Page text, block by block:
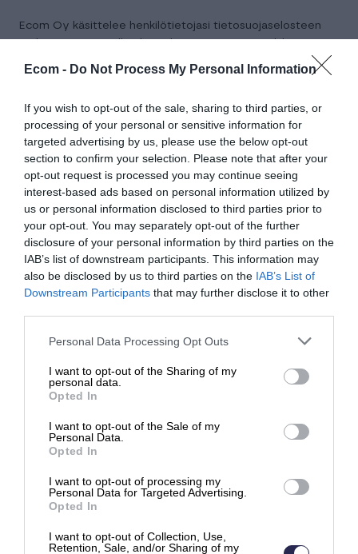
Ecom - Do Not Process My Personal Information
If you wish to opt-out of the sale, sharing to third parties, or
processing of your personal or sensitive information for
targeted advertising by us, please use the below opt-out
section to confirm your selection. Please note that after your
opt-out request is processed you may continue seeing
interest-based ads based on personal information utilized by
us or personal information disclosed to third parties prior to
your opt-out. You may separately opt-out of the further
disclosure of your personal information by third parties on the
IAB’s list of downstream participants. This information may
also be disclosed by us to third parties on the IAB’s List of
Downstream Participants that may further disclose it to other
Please note that this website/app uses one or more Google
not limited to your visit or usage behaviour. You may click to
grant or deny consent to Google and its third-party tags to
use your data for below specified purposes in below Google
consent section.
Personal Data Processing Opt Outs
I want to opt-out of the Sharing of my
personal data.
Opted In
I want to opt-out of the Sale of my
Personal Data.
Opted In
I want to opt-out of processing my
Personal Data for Targeted Advertising.
Opted In
I want to opt-out of Collection, Use,
Retention, Sale, and/or Sharing of my
Ecom Oy käsittelee henkilötietojasi tietosuojaselosteen
tietosuojaselosteeseen.
Aloittelevan yrityksen opas
taloushallintoon
on uudelle yritykselle?
Jokainen yritys on velvollinen kirjanpitoon ja
taloushallinnon ohjelmistolla taloudenpidosta voi
tehdä helpompaa.